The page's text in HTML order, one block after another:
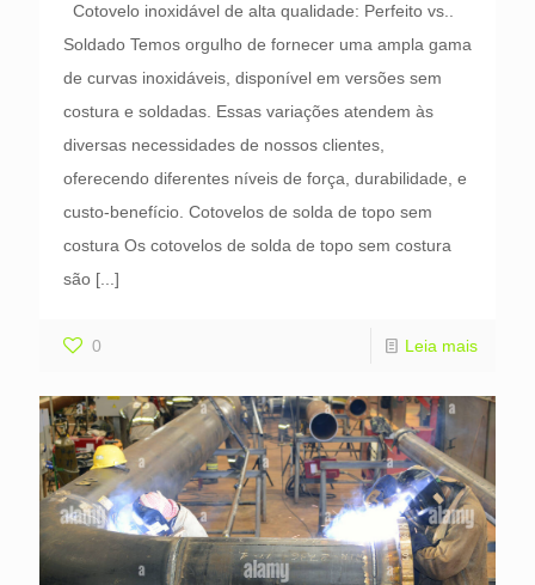
Cotovelo inoxidável de alta qualidade: Perfeito vs..
Soldado Temos orgulho de fornecer uma ampla gama
de curvas inoxidáveis, disponível em versões sem
costura e soldadas. Essas variações atendem às
diversas necessidades de nossos clientes,
oferecendo diferentes níveis de força, durabilidade, e
custo-benefício. Cotovelos de solda de topo sem
costura Os cotovelos de solda de topo sem costura
são [...]
0 Leia mais